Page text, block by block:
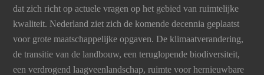
dat zich richt op actuele vragen op het gebied van ruimtelijke
kwaliteit. Nederland ziet zich de komende decennia geplaatst
voor grote maatschappelijke opgaven. De klimaatverandering,
de transitie van de landbouw, een teruglopende biodiversiteit,
een verdrogend laagveenlandschap, ruimte voor hernieuwbare